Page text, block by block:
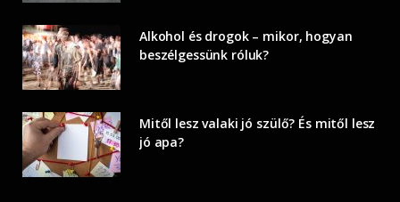
Alkohol és drogok – mikor, hogyan
beszélgessünk róluk?
Mitől lesz valaki jó szülő? És mitől lesz
jó apa?